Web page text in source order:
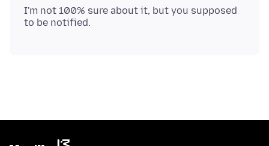
I'm not 100% sure about it, but you supposed